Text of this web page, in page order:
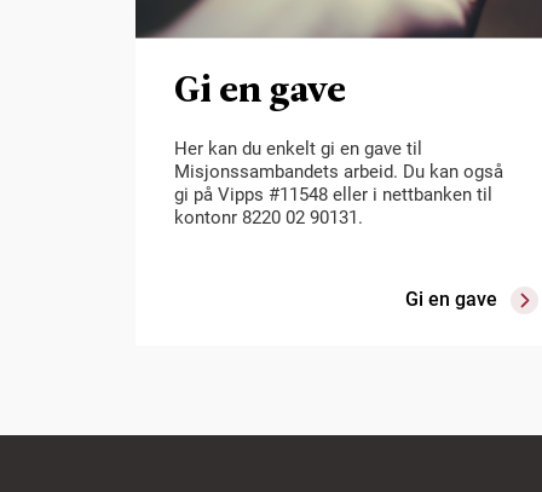
Gi en gave
Her kan du enkelt gi en gave til
Misjonssambandets arbeid. Du kan også
gi på Vipps #11548 eller i nettbanken til
kontonr 8220 02 90131.
Gi en gave